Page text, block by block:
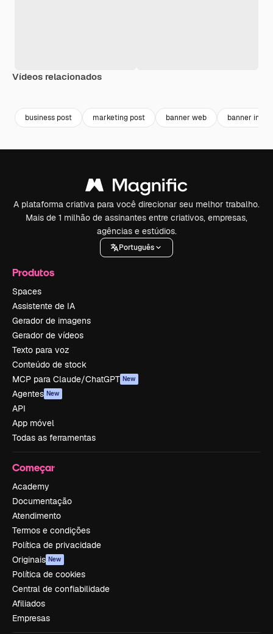
Vídeos relacionados
business post marketing post banner web banner
A plataforma criativa para você direcionar seu melhor trabalho.
Mais de 1 milhão de assinantes entre criativos, empresas,
agências e estúdios.
Português
Produtos
Spaces
Assistente de IA
Gerador de imagens
Gerador de vídeos
Texto para voz
Conteúdo de stock
MCP para Claude/ChatGPT New
Agentes New
API
App móvel
Todas as ferramentas
Começar
Academy
Documentação
Atendimento
Termos e condições
Política de privacidade
Originais New
Política de cookies
Central de confiabilidade
Afiliados
Empresas